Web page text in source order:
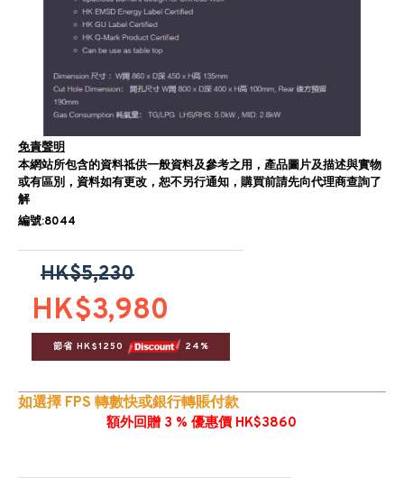
免責聲明
本網站所包含的資料祗供一般資料及參考之用，產品圖片及描述與實物
或有區別，資料如有更改，恕不另行通知，購買前請先向代理商查詢了
解
編號:8044
HK$3,980
HK$5,230
節省 HK$1250 24%
如選擇 FPS 轉數快或銀行轉賬付款
額外回贈 3 % 優惠價 HK$3860